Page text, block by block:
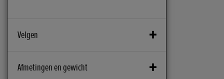
Velgen
ABS System
Afmetingen en gewicht